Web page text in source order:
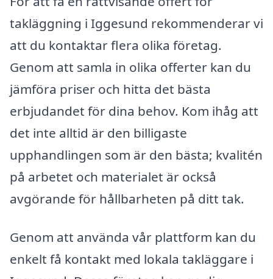
takläggning i Iggesund rekommenderar vi
att du kontaktar flera olika företag.
Genom att samla in olika offerter kan du
jämföra priser och hitta det bästa
erbjudandet för dina behov. Kom ihåg att
det inte alltid är den billigaste
upphandlingen som är den bästa; kvalitén
på arbetet och materialet är också
avgörande för hållbarheten på ditt tak.
Genom att använda vår plattform kan du
enkelt få kontakt med lokala takläggare i